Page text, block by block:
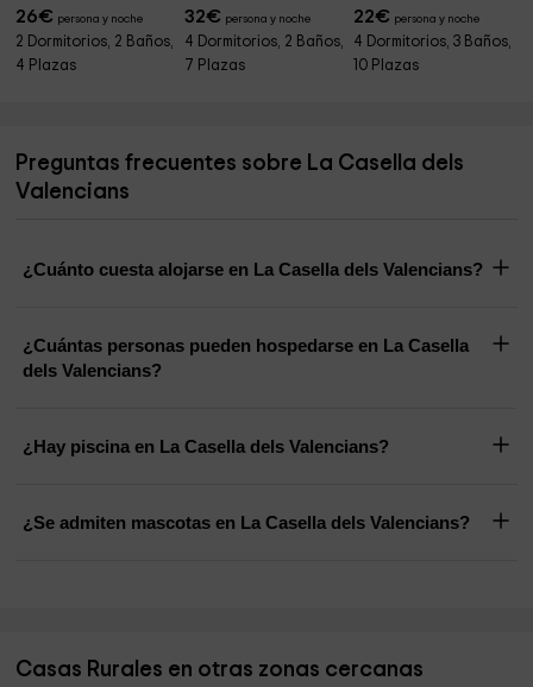
26€ persona y noche
2 Dormitorios, 2 Baños,
4 Plazas
32€ persona y noche
4 Dormitorios, 2 Baños,
7 Plazas
22€ persona y noche
4 Dormitorios, 3 Baños,
10 Plazas
Preguntas frecuentes sobre La Casella dels
Valencians
¿Cuánto cuesta alojarse en La Casella dels Valencians?
¿Cuántas personas pueden hospedarse en La Casella
dels Valencians?
¿Hay piscina en La Casella dels Valencians?
¿Se admiten mascotas en La Casella dels Valencians?
Casas Rurales en otras zonas cercanas